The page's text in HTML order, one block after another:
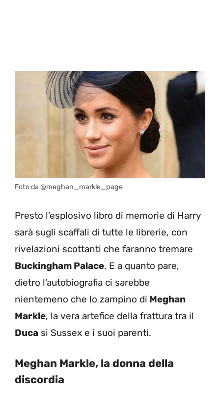
Foto da @meghan_markle_page
Presto l’esplosivo libro di memorie di Harry
sarà sugli scaffali di tutte le librerie, con
rivelazioni scottanti che faranno tremare
Buckingham Palace. E a quanto pare,
dietro l’autobiografia ci sarebbe
nientemeno che lo zampino di Meghan
Markle, la vera artefice della frattura tra il
Duca si Sussex e i suoi parenti.
Meghan Markle, la donna della
discordia